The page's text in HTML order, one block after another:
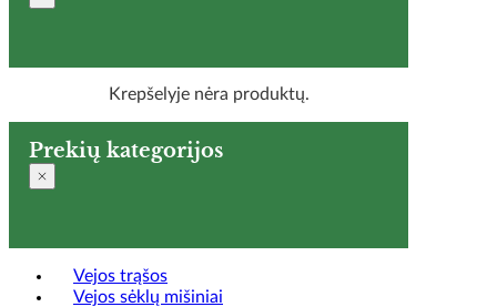
Krepšelyje nėra produktų.
Prekių kategorijos
Vejos trąšos
Vejos sėklų mišiniai